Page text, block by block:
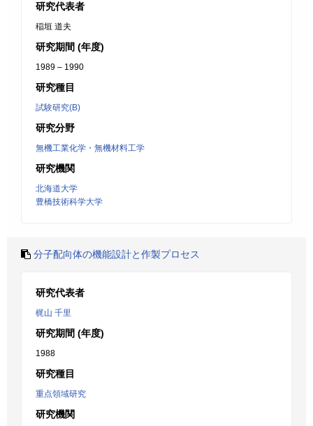
研究代表者
稲垣 道夫
研究期間 (年度)
1989 – 1990
研究種目
試験研究(B)
研究分野
無機工業化学・無機材料工学
研究機関
北海道大学
豊橋技術科学大学
分子配向体の機能設計と作製プロセス
研究代表者
梶山 千里
研究期間 (年度)
1988
研究種目
重点領域研究
研究機関